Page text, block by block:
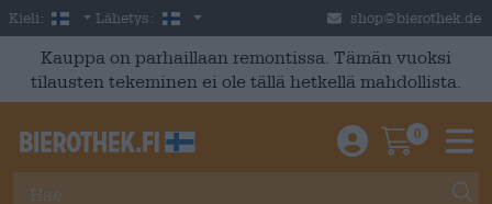
Skip to main content
Kieli: Finnish
Lähetys: Suomi shop@bierothek.de
Kauppa on parhaillaan remontissa. Tämän vuoksi
tilausten tekeminen ei ole tällä hetkellä mahdollista.
Einloggen /
0